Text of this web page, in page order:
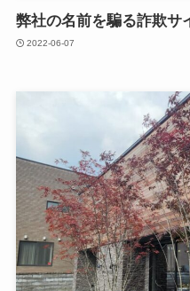
弊社の名前を騙る詐欺サ
2022-06-07